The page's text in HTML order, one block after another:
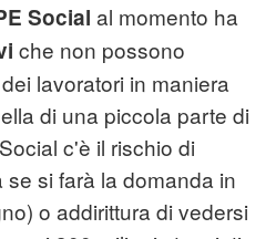
Social al momento ha
che non possono
lavoratori in maniera
di una piccola parte di
c'è il rischio di
si farà la domanda in
o addirittura di vedersi